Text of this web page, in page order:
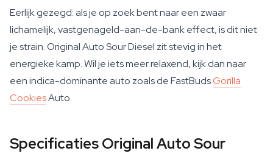
Eerlijk gezegd: als je op zoek bent naar een zwaar
lichamelijk, vastgenageld-aan-de-bank effect, is dit niet
je strain. Original Auto Sour Diesel zit stevig in het
energieke kamp. Wil je iets meer relaxend, kijk dan naar
een indica-dominante auto zoals de FastBudsGorilla
CookiesAuto.
Specificaties Original Auto Sour